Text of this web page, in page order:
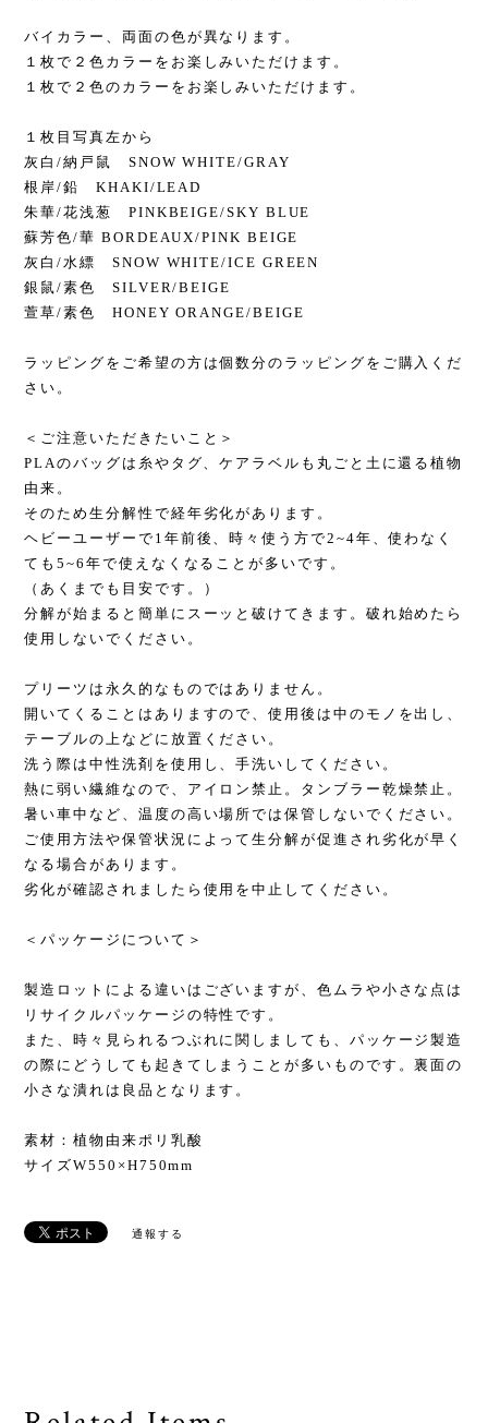
バイカラー、両面の色が異なります。
１枚で２色カラーをお楽しみいただけます。
１枚で２色のカラーをお楽しみいただけます。
１枚目写真左から
灰白/納戸鼠 SNOW WHITE/GRAY
根岸/鉛 KHAKI/LEAD
朱華/花浅葱 PINKBEIGE/SKY BLUE
蘇芳色/華 BORDEAUX/PINK BEIGE
灰白/水縹 SNOW WHITE/ICE GREEN
銀鼠/素色 SILVER/BEIGE
萱草/素色 HONEY ORANGE/BEIGE
ラッピングをご希望の方は個数分のラッピングをご購入くだ
さい。
＜ご注意いただきたいこと＞
PLAのバッグは糸やタグ、ケアラベルも丸ごと土に還る植物
由来。
そのため生分解性で経年劣化があります。
ヘビーユーザーで1年前後、時々使う方で2~4年、使わなく
ても5~6年で使えなくなることが多いです。
（あくまでも目安です。）
分解が始まると簡単にスーッと破けてきます。破れ始めたら
使用しないでください。
プリーツは永久的なものではありません。
開いてくることはありますので、使用後は中のモノを出し、
テーブルの上などに放置ください。
洗う際は中性洗剤を使用し、手洗いしてください。
熱に弱い繊維なので、アイロン禁止。タンブラー乾燥禁止。
暑い車中など、温度の高い場所では保管しないでください。
ご使用方法や保管状況によって生分解が促進され劣化が早く
なる場合があります。
劣化が確認されましたら使用を中止してください。
＜パッケージについて＞
製造ロットによる違いはございますが、色ムラや小さな点は
リサイクルパッケージの特性です。
また、時々見られるつぶれに関しましても、パッケージ製造
の際にどうしても起きてしまうことが多いものです。裏面の
小さな潰れは良品となります。
素材：植物由来ポリ乳酸
サイズW550×H750mm
通報する